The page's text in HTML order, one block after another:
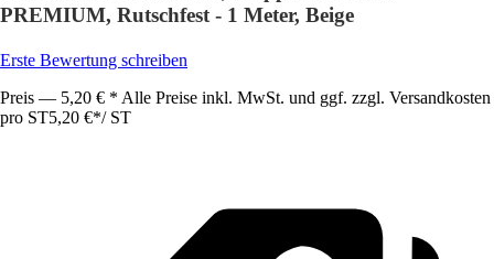
PREMIUM, Rutschfest - 1 Meter, Beige
Erste Bewertung schreiben
Preis — 5,20 € * Alle Preise inkl. MwSt. und ggf. zzgl. Versandkosten
pro ST5,20 €*/ ST